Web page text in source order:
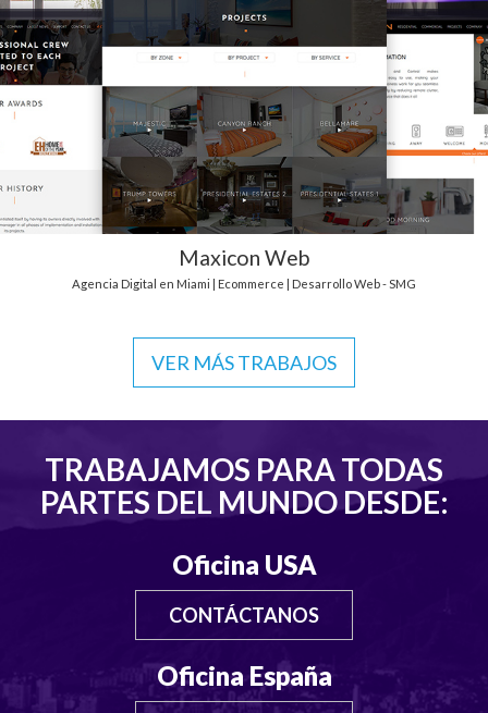
Maxicon Web
Agencia Digital en Miami | Ecommerce | Desarrollo Web - SMG
VER MÁS TRABAJOS
TRABAJAMOS PARA TODAS
PARTES DEL MUNDO DESDE:
Oficina USA
CONTÁCTANOS
Oficina España